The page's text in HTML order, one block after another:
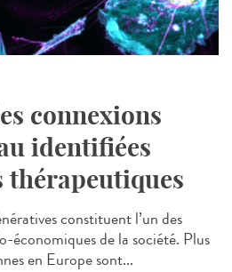
connexions
identifiées
thérapeutiques
constituent l’un des
économiques de la société. Plus
en Europe sont...